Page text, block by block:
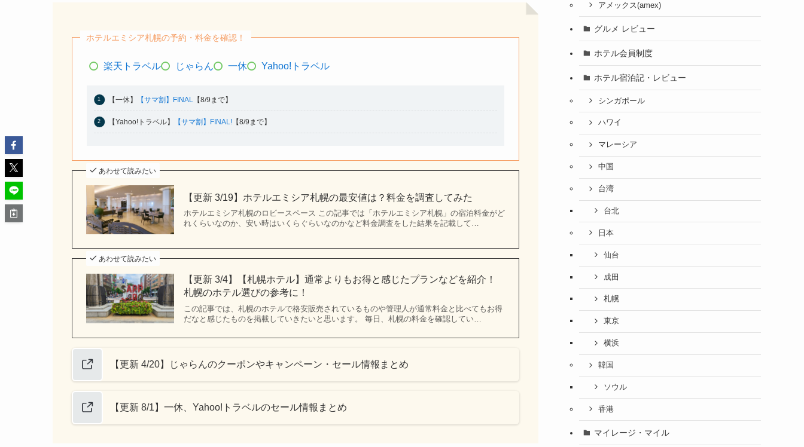
ホテルエミシア札幌の予約・料金を確認！
楽天トラベル じゃらん 一休 Yahoo!トラベル
【一休】 【サマ割】FINAL 【8/9まで】
【Yahoo!トラベル】 【サマ割】FINAL! 【8/9まで】
あわせて読みたい
【更新 3/19】ホテルエミシア札幌の最安値は？料金を調査してみた
ホテルエミシア札幌のロビースペース この記事では「ホテルエミシア札幌」の宿泊料金がど
れくらいなのか、安い時はいくらぐらいなのかなど料金調査をした結果を記載して…
あわせて読みたい
【更新 3/4】【札幌ホテル】通常よりもお得と感じたプランなどを紹介！
札幌のホテル選びの参考に！
この記事では、札幌のホテルで格安販売されているものや管理人が通常料金と比べてもお得
だなと感じたものを掲載していきたいと思います。 毎日、札幌の料金を確認してい…
【更新 4/20】じゃらんのクーポンやキャンペーン・セール情報まとめ
【更新 8/1】一休、Yahoo!トラベルのセール情報まとめ
アメックス(amex)
グルメ レビュー
ホテル会員制度
ホテル宿泊記・レビュー
シンガポール
ハワイ
マレーシア
中国
台湾
台北
日本
仙台
成田
札幌
東京
横浜
韓国
ソウル
香港
マイレージ・マイル